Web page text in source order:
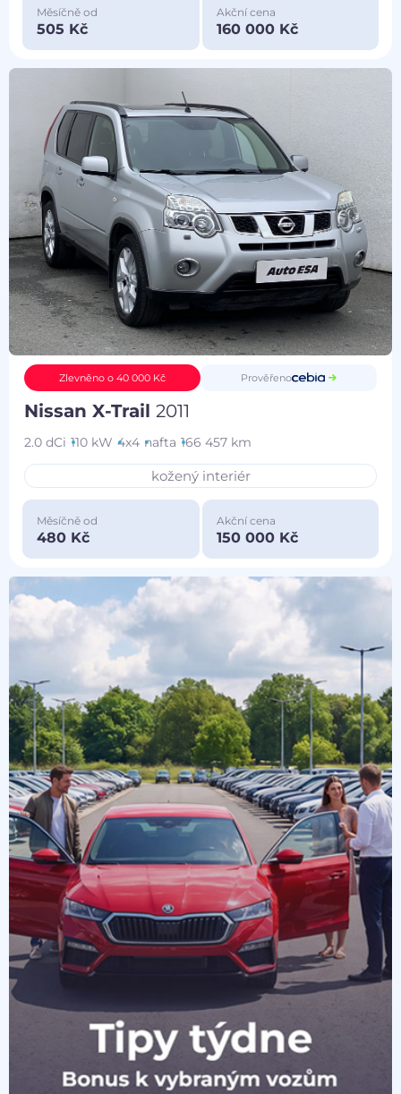
Měsíčně od
505 Kč
Akční cena
160 000 Kč
Zlevněno o 40 000 Kč Prověřeno
Nissan X-Trail2011
2.0 dCi 110 kW 4x4 nafta 166 457 km
kožený interiér
Měsíčně od
480 Kč
Akční cena
150 000 Kč